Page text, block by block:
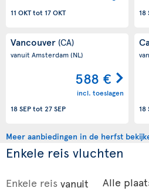
11 OKTtot 17 OKT
18
Vancouver (CA)
vanuit Amsterdam(NL)
588 €
incl. toeslagen
18 SEPtot 27 SEP
18
Meer aanbiedingen in de herfst
Enkele reis vluchten
Enkele reis vanuit